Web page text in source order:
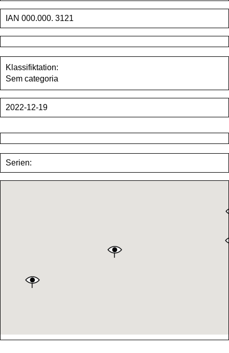
IAN 000.000. 3121
Klassifiktation:
Sem categoria
2022-12-19
Serien: